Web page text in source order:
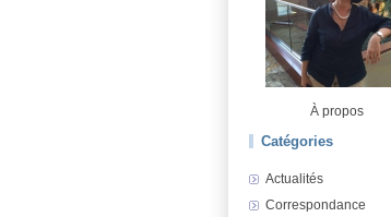
À propos
Catégories
Actualités
Correspondance